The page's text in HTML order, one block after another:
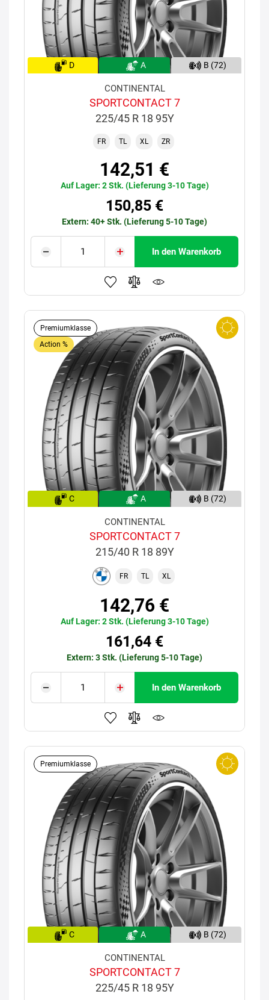
D A B (72)
CONTINENTAL
SPORTCONTACT 7
225/45 R 18 95Y
FR TL XL ZR
142,51 €
Auf Lager: 2 Stk. (Lieferung 3-10 Tage)
150,85 €
Extern: 40+ Stk. (Lieferung 5-10 Tage)
In den Warenkorb
Premiumklasse
Action %
C A B (72)
CONTINENTAL
SPORTCONTACT 7
215/40 R 18 89Y
FR TL XL
142,76 €
Auf Lager: 2 Stk. (Lieferung 3-10 Tage)
161,64 €
Extern: 3 Stk. (Lieferung 5-10 Tage)
In den Warenkorb
Premiumklasse
C A B (72)
CONTINENTAL
SPORTCONTACT 7
225/45 R 18 95Y